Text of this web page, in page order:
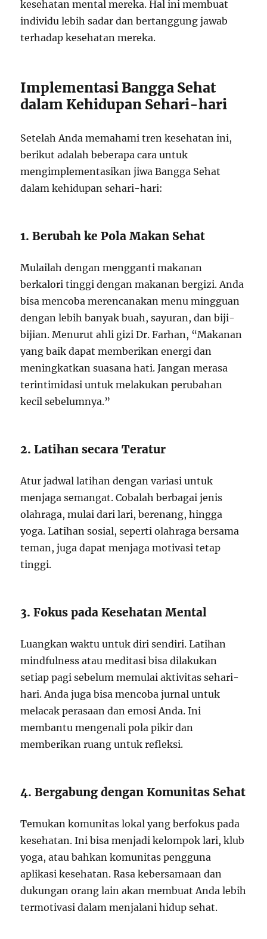
kesehatan mental mereka. Hal ini membuat
individu lebih sadar dan bertanggung jawab
terhadap kesehatan mereka.
Implementasi Bangga Sehat
dalam Kehidupan Sehari-hari
Setelah Anda memahami tren kesehatan ini,
berikut adalah beberapa cara untuk
mengimplementasikan jiwa Bangga Sehat
dalam kehidupan sehari-hari:
1. Berubah ke Pola Makan Sehat
Mulailah dengan mengganti makanan
berkalori tinggi dengan makanan bergizi. Anda
bisa mencoba merencanakan menu mingguan
dengan lebih banyak buah, sayuran, dan biji-
bijian. Menurut ahli gizi Dr. Farhan, “Makanan
yang baik dapat memberikan energi dan
meningkatkan suasana hati. Jangan merasa
terintimidasi untuk melakukan perubahan
kecil sebelumnya.”
2. Latihan secara Teratur
Atur jadwal latihan dengan variasi untuk
menjaga semangat. Cobalah berbagai jenis
olahraga, mulai dari lari, berenang, hingga
yoga. Latihan sosial, seperti olahraga bersama
teman, juga dapat menjaga motivasi tetap
tinggi.
3. Fokus pada Kesehatan Mental
Luangkan waktu untuk diri sendiri. Latihan
mindfulness atau meditasi bisa dilakukan
setiap pagi sebelum memulai aktivitas sehari-
hari. Anda juga bisa mencoba jurnal untuk
melacak perasaan dan emosi Anda. Ini
membantu mengenali pola pikir dan
memberikan ruang untuk refleksi.
4. Bergabung dengan Komunitas Sehat
Temukan komunitas lokal yang berfokus pada
kesehatan. Ini bisa menjadi kelompok lari, klub
yoga, atau bahkan komunitas pengguna
aplikasi kesehatan. Rasa kebersamaan dan
dukungan orang lain akan membuat Anda lebih
termotivasi dalam menjalani hidup sehat.